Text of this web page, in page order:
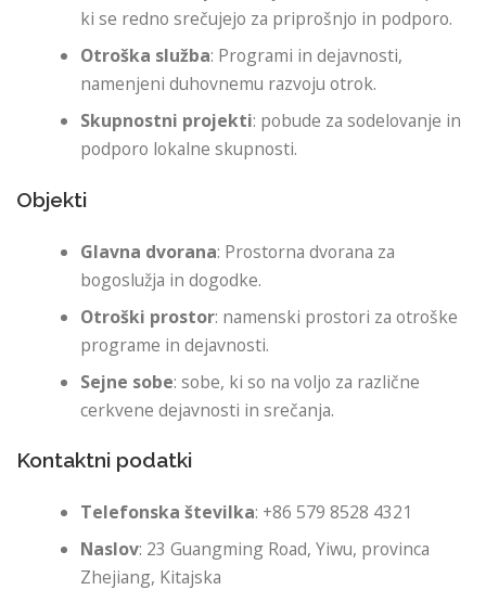
ki se redno srečujejo za priprošnjo in podporo.
Otroška služba: Programi in dejavnosti,
namenjeni duhovnemu razvoju otrok.
Skupnostni projekti: pobude za sodelovanje in
podporo lokalne skupnosti.
Objekti
Glavna dvorana: Prostorna dvorana za
bogoslužja in dogodke.
Otroški prostor: namenski prostori za otroške
programe in dejavnosti.
Sejne sobe: sobe, ki so na voljo za različne
cerkvene dejavnosti in srečanja.
Kontaktni podatki
Telefonska številka: +86 579 8528 4321
Naslov: 23 Guangming Road, Yiwu, provinca
Zhejiang, Kitajska